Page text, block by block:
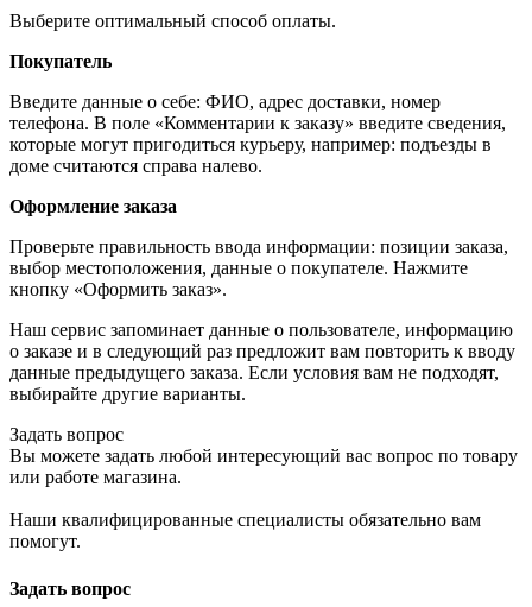
Выберите оптимальный способ оплаты.
Покупатель
Введите данные о себе: ФИО, адрес доставки, номер
телефона. В поле «Комментарии к заказу» введите сведения,
которые могут пригодиться курьеру, например: подъезды в
доме считаются справа налево.
Оформление заказа
Проверьте правильность ввода информации: позиции заказа,
выбор местоположения, данные о покупателе. Нажмите
кнопку «Оформить заказ».
Наш сервис запоминает данные о пользователе, информацию
о заказе и в следующий раз предложит вам повторить к вводу
данные предыдущего заказа. Если условия вам не подходят,
выбирайте другие варианты.
Задать вопрос
Вы можете задать любой интересующий вас вопрос по товару
или работе магазина.
Наши квалифицированные специалисты обязательно вам
помогут.
Задать вопрос